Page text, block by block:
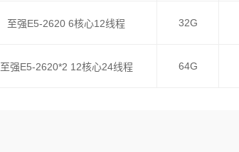
至强E5-2620 6核心12线程 32G
至强E5-2620*2 12核心24线程 64G